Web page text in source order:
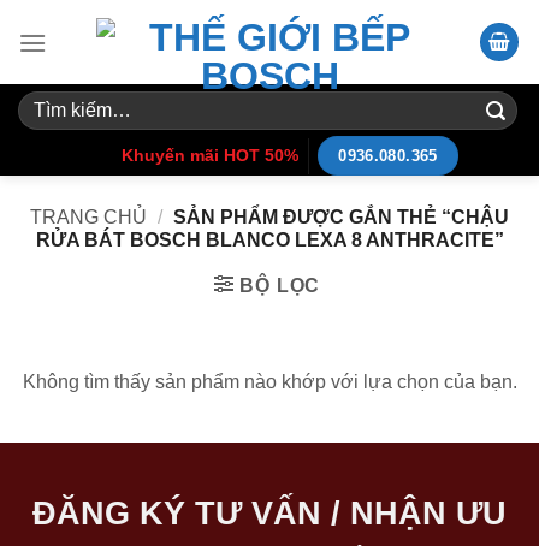
Tìm
kiếm:
Khuyến mãi HOT 50% 0936.080.365
TRANG CHỦ / SẢN PHẨM ĐƯỢC GẮN THẺ “CHẬU
RỬA BÁT BOSCH BLANCO LEXA 8 ANTHRACITE”
BỘ LỌC
Không tìm thấy sản phẩm nào khớp với lựa chọn của bạn.
ĐĂNG KÝ TƯ VẤN / NHẬN ƯU